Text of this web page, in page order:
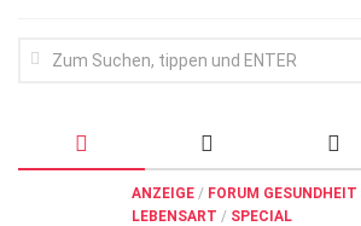
ANZEIGE / FORUM GESUNDHEIT
LEBENSART / SPECIAL